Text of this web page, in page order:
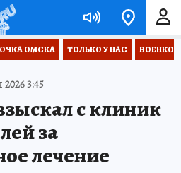
ОМСКА ТОЛЬКО У НАС
3:45
с клиник
за
лечение